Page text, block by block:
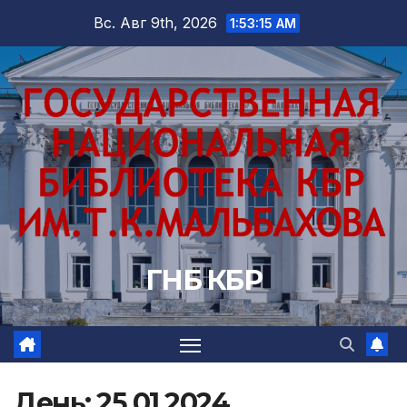
содержимому
Вс. Авг 9th, 2026 1:53:16 AM
ГНБ КБР